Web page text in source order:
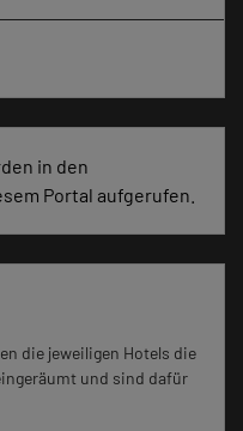
in den
Portal aufgerufen.
die jeweiligen Hotels die
und sind dafür